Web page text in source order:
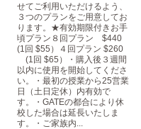
せてご利用いただけるよう、
３つのプランをご用意してお
ります。★有効期限付きお手
頃プラン８回プラン $440
(1回 $55）４回プラン $260
(1回 $65）・購入後３週間
以内に使用を開始してくださ
い。・最初の授業から25営業
日（土日定休）内有効で
す。・GATEの都合により休
校した場合は延長いたしま
す。・ご家族内...